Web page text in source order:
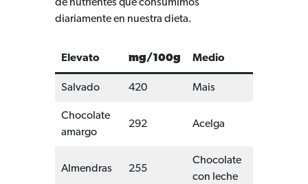
de nutrientes que consumimos
diariamente en nuestra dieta.
Elevato mg/100g Medio
Salvado 420 Mais
Chocolate
amargo
292 Acelga
Almendras 255
Chocolate
con leche